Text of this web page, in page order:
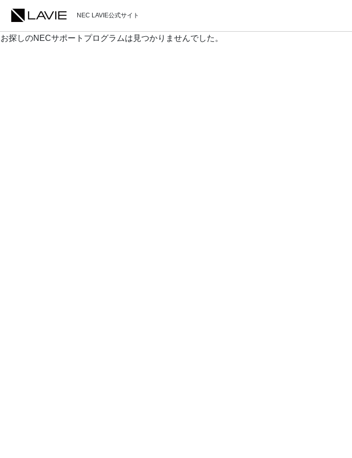
NEC LAVIE公式サイト
お探しのNECサポートプログラムは見つかりませんでした。